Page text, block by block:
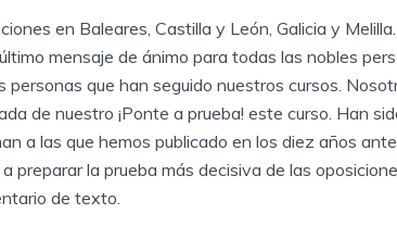
en Baleares, Castilla y León, Galicia y
mensaje de ánimo para todas las nobles
personas que han seguido nuestros cursos.
de nuestro ¡Ponte a prueba! este curso. Han
a las que hemos publicado en los diez años
preparar la prueba más decisiva de las
de texto.